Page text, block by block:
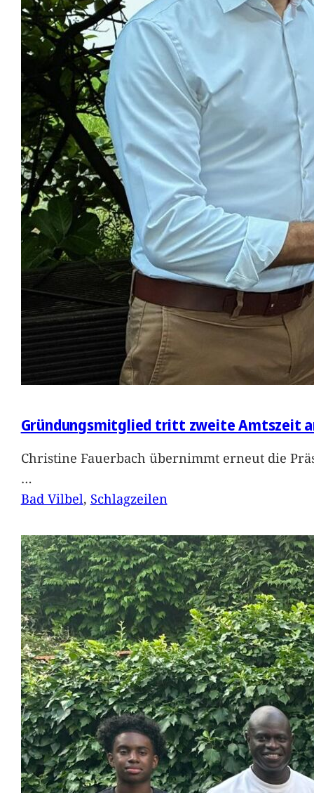
Gründungsmitglied tritt zweite Amtszeit
Christine Fauerbach übernimmt erneut die
…
Bad Vilbel, Schlagzeilen